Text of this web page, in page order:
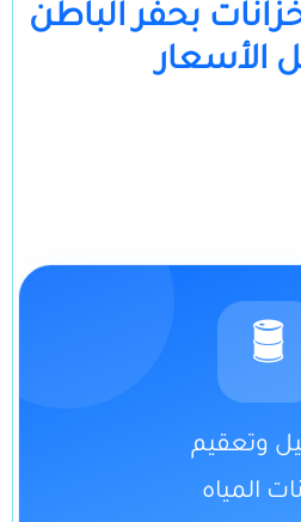
بحفر الباطن
الأسعار
🛢️
وتعقيم
المياه